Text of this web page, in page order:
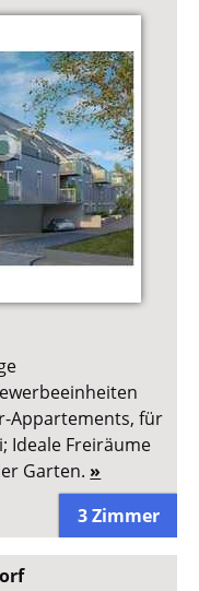
Appartements, für
Ideale Freiräume
Garten. »
3 Zimmer